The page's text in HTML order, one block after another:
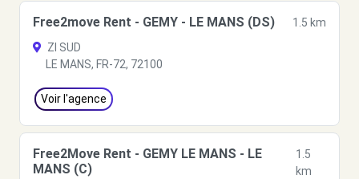
Free2move Rent - GEMY - LE MANS (DS)
1.5 km
ZI SUD
LE MANS, FR-72, 72100
Voir l'agence
Free2Move Rent - GEMY LE MANS - LE
MANS (C)
1.5
km